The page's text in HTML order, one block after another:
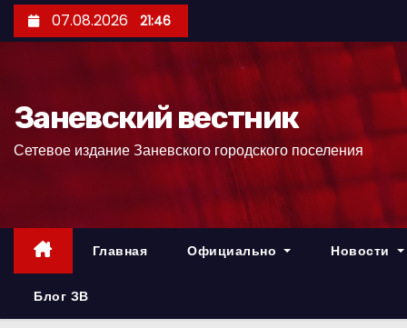
е
р
07.08.2026 21:46
Заневский вестник
Сетевое издание Заневского городского поселения
Главная Официально Новости
Блог ЗВ